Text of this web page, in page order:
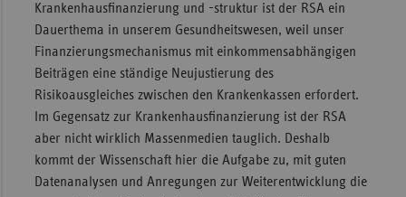
Krankenhausfinanzierung und -struktur ist der RSA ein
Dauerthema in unserem Gesundheitswesen, weil unser
Finanzierungsmechanismus mit einkommensabhängigen
Beiträgen eine ständige Neujustierung des
Risikoausgleiches zwischen den Krankenkassen erfordert.
Im Gegensatz zur Krankenhausfinanzierung ist der RSA
aber nicht wirklich Massenmedien tauglich. Deshalb
kommt der Wissenschaft hier die Aufgabe zu, mit guten
Datenanalysen und Anregungen zur Weiterentwicklung die